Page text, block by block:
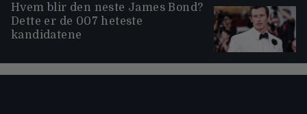
Hvem blir den neste James Bond?
Dette er de 007 heteste
kandidatene